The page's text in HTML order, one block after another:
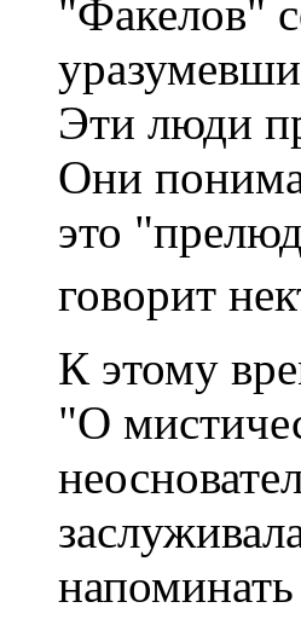
"Факелов"
Эти люди
Они
это
говорит
К этому
"О